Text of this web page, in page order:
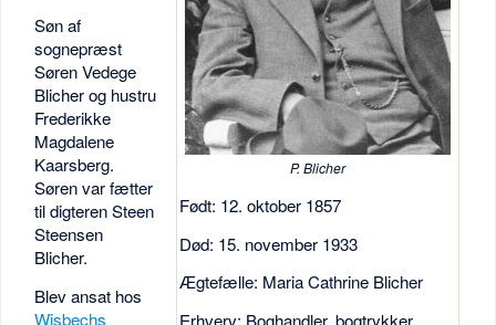
P. Blicher
Født: 12. oktober 1857
Død: 15. november 1933
Ægtefælle: Maria Cathrine Blicher
Erhverv: Boghandler, bogtrykker,
Søn af
sognepræst
Søren Vedege
Blicher og hustru
Frederikke
Magdalene
Kaarsberg.
Søren var fætter
til digteren Steen
Steensen
Blicher.
Blev ansat hos
Wisbechs